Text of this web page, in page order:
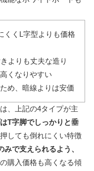
くくL字型よりも価格
よりも丈夫な造り
くなりやすい
め、暗線よりは安価
、上記の4タイプが主
T字脚でしっかりと垂
しても倒れにくい特徴
みで支えられるよう、
購入価格も高くなる傾